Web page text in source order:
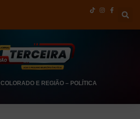
COLORADO E REGIÃO– POLÍTICA